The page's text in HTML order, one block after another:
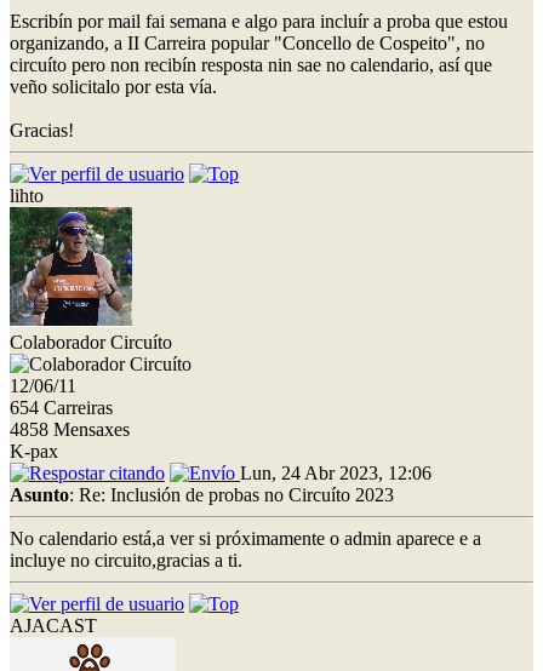
Escribín por mail fai semana e algo para incluír a proba que estou
organizando, a II Carreira popular "Concello de Cospeito", no
circuíto pero non recibín resposta nin sae no calendario, así que
veño solicitalo por esta vía.
Gracias!
lihto
Colaborador Circuíto
12/06/11
654 Carreiras
4858 Mensaxes
K-pax
Lun, 24 Abr 2023, 12:06
Asunto: Re: Inclusión de probas no Circuíto 2023
No calendario está,a ver si próximamente o admin aparece e a
incluye no circuito,gracias a ti.
AJACAST